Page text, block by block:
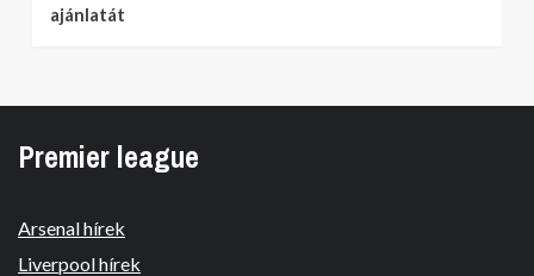
ajánlatát
Premier league
Arsenal hírek
Liverpool hírek